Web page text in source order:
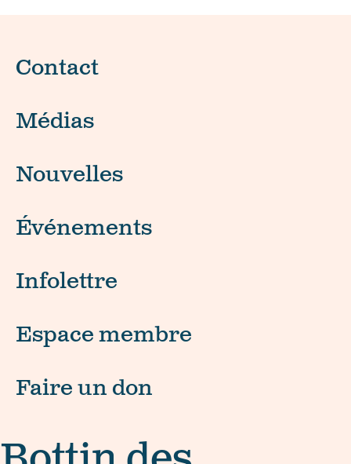
Contact
Médias
Nouvelles
Événements
Infolettre
Espace membre
Faire un don